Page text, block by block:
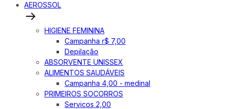
AEROSSOL
HIGIENE FEMININA
Campanha r$ 7,00
Depilação
ABSORVENTE UNISSEX
ALIMENTOS SAUDÁVEIS
Campanha 4,00 - medinal
PRIMEIROS SOCORROS
Servicos 2,00